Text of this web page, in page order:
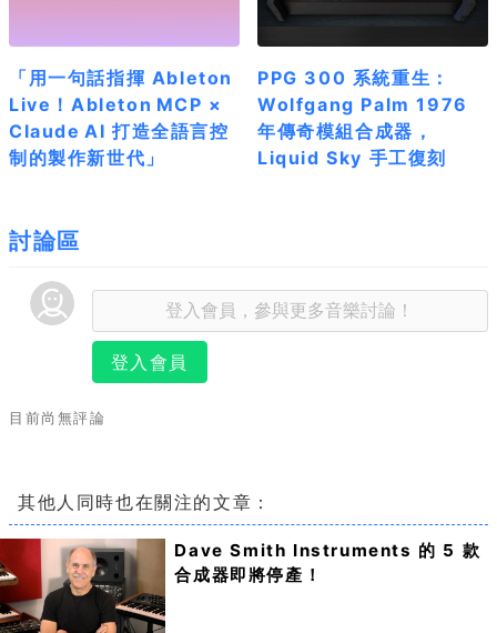
「用一句話指揮 Ableton
Live！Ableton MCP ×
Claude AI 打造全語言控
制的製作新世代」
PPG 300 系統重生：
Wolfgang Palm 1976
年傳奇模組合成器，
Liquid Sky 手工復刻
討論區
登入會員
目前尚無評論
其他人同時也在關注的文章：
Dave Smith Instruments 的 5 款
合成器即將停產！